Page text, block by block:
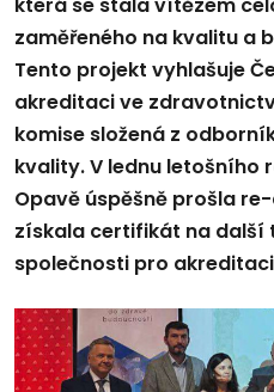
která se stala vítězem
zaměřeného na kvalitu a
Tento projekt vyhlašuje
akreditaci ve
komise složená z
kvality. V lednu letošního
Opavě úspěšně prošla
získala certifikát na další
společnosti pro